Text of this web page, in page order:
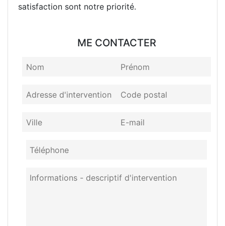
satisfaction sont notre priorité.
ME CONTACTER